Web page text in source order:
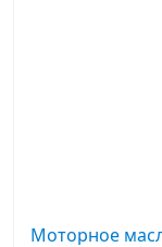
Моторное